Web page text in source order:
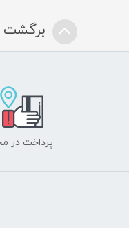
برگشت
پرداخت در